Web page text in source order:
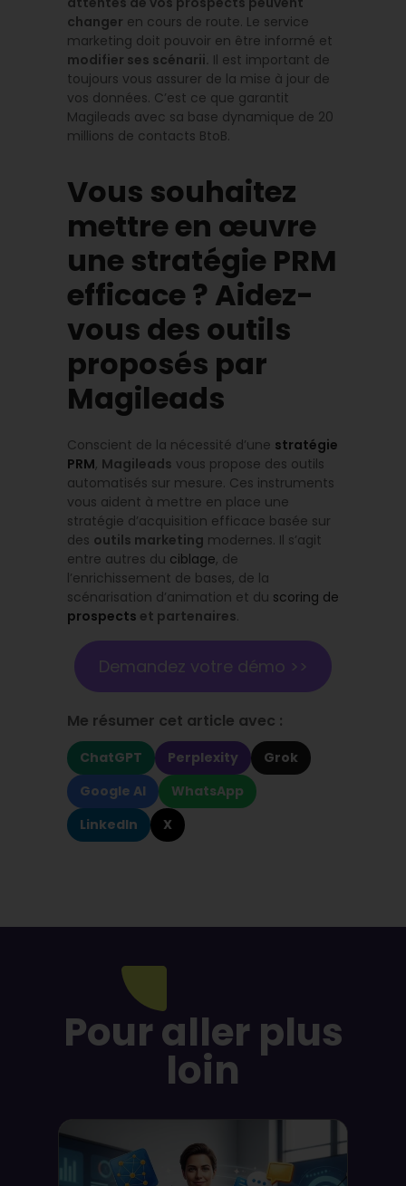
changer en cours de route. Le service
marketing doit pouvoir en être informé et
modifier ses scénarii. Il est important de
toujours vous assurer de la mise à jour de
vos données. C’est ce que garantit
Magileads avec sa base dynamique de 20
millions de contacts BtoB.
Vous souhaitez
mettre en œuvre
une stratégie PRM
efficace ? Aidez-
vous des outils
proposés par
Magileads
Conscient de la nécessité d’une stratégie
PRM, Magileads vous propose des outils
automatisés sur mesure. Ces instruments
vous aident à mettre en place une
stratégie d’acquisition efficace basée sur
des outils marketing modernes. Il s’agit
entre autres du ciblage, de
l’enrichissement de bases, de la
scénarisation d’animation et du scoring de
prospects et partenaires.
Demandez votre démo >>
Me résumer cet article avec :
ChatGPT Perplexity
Grok
Google AI
WhatsApp
LinkedIn
X
Pour aller plus
loin